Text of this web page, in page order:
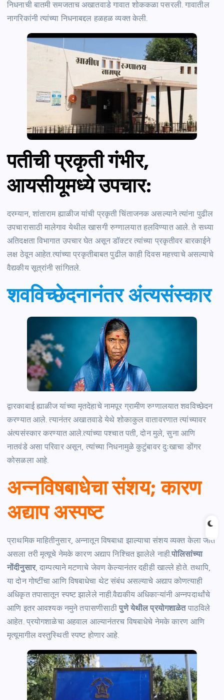
निधनाची बातमी समजताच अखातवाडे गावात शोककळा पसरली. गावातील
नागरिकांनी त्यांच्या निधनाबद्दल हळहळ व्यक्त केली.
पतीची प्रकृती गंभीर,
आयसीयूमध्ये उपचार:
दरम्यान, शांताराम ह्याळीज यांची प्रकृती चिंताजनक असल्याने त्यांना पुढील
उपचारासाठी मालेगाव येथील खासगी रुग्णालयात हलविण्यात आले. ते सध्या
अतिदक्षता विभागात उपचार घेत असून डॉक्टर त्यांच्या प्रकृतीवर बारकाईने
लक्ष ठेवून आहेत.त्यांच्या प्रकृतीबाबत पुढील काही दिवस महत्त्वाचे असल्याचे
वैद्यकीय सूत्रांनी सांगितले.
शवविच्छेदनानंतर अंत्यसंस्कार
द्वारकाबाई ह्याळीज यांच्या मृतदेहाचे नामपूर ग्रामीण रुग्णालयात शवविच्छेदन
करण्यात आले. त्यानंतर अखातवाडे येथे शोकाकुल वातावरणात त्यांच्यावर
अंत्यसंस्कार करण्यात आले.त्यांच्या पश्चात पती, दोन मुले, सुना आणि
नातवंडे असा परिवार असून, त्यांच्या निधनामुळे कुटुंबावर दुःखाचा डोंगर
कोसळला आहे.
अन्नविषबाधेचा संशय; कारण
अद्याप अस्पष्ट
प्राथमिक माहितीनुसार, अन्नातून विषबाधा झाल्याचा संशय व्यक्त केला जात
असला तरी मृत्यूचे नेमके कारण अद्याप निश्चित झालेले नाही.पोलिसांच्या
नोंदीनुसार, दाम्पत्याने मटणाचे जेवण केल्यानंतर दहीही खाल्ले होते. तथापि,
या दोन गोष्टींचा आणि विषबाधेचा थेट संबंध असल्याचे अद्याप कोणत्याही
अधिकृत तपासातून स्पष्ट झालेले नाही.वैद्यकीय अधिकाऱ्यांनी अन्नपदार्थांचे
आणि इतर आवश्यक नमुने तपासणीसाठीपुणे येथील प्रयोगशाळेतपाठविले
आहेत. प्रयोगशाळेचा अहवाल आल्यानंतरच विषबाधेचे नेमके कारण आणि
मृत्यूमागील वस्तुस्थिती स्पष्ट होणार आहे.